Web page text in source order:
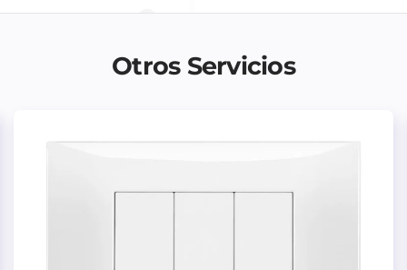
Otros Servicios